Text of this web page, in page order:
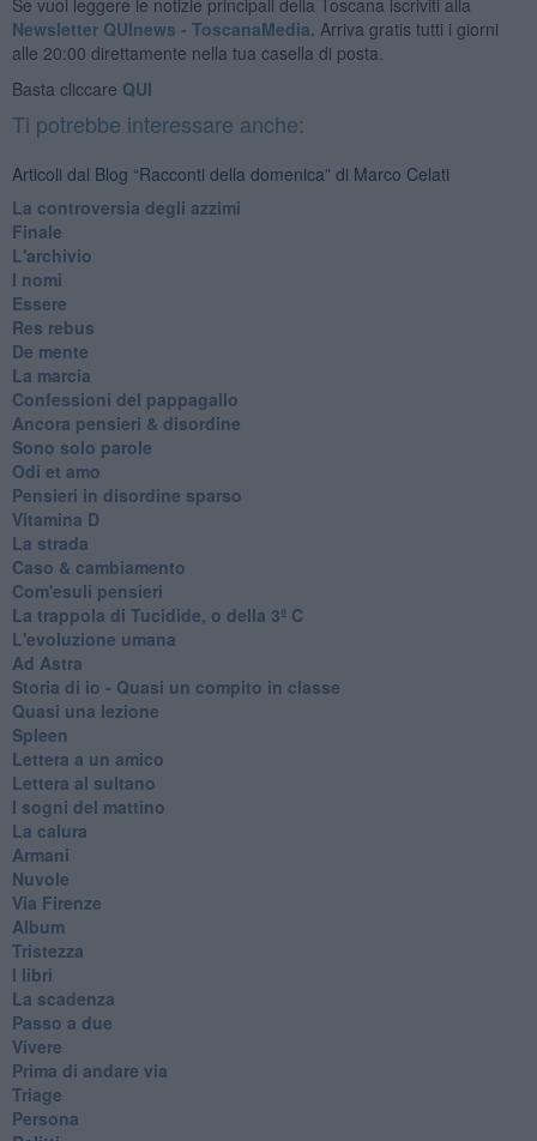
Newsletter QUInews - ToscanaMedia. Arriva gratis tutti i giorni
alle 20:00 direttamente nella tua casella di posta.
Basta cliccare QUI
Ti potrebbe interessare anche:
Articoli dal Blog “Racconti della domenica” di Marco Celati
La controversia degli azzimi
Finale
L'archivio
I nomi
Essere
Res rebus
De mente
La marcia
Confessioni del pappagallo
Ancora pensieri & disordine
Sono solo parole
Odi et amo
Pensieri in disordine sparso
Vitamina D
La strada
Caso & cambiamento
Com'esuli pensieri
La trappola di Tucidide, o della 3ª C
L'evoluzione umana
Ad Astra
Storia di io - Quasi un compito in classe
Quasi una lezione
Spleen
Lettera a un amico
Lettera al sultano
I sogni del mattino
La calura
Armani
Nuvole
Via Firenze
Album
Tristezza
I libri
La scadenza
Passo a due
Vivere
Prima di andare via
Triage
Persona